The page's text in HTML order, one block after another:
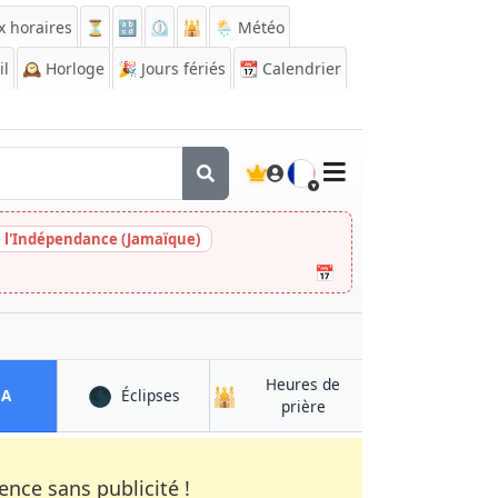
horaires ⏳ 🔡 ⏲️ 🕌
🌦️ Météo
🕰️ Horloge 🎉 Jours fériés 📆 Calendrier
🇫🇷
l'Indépendance (Jamaïque)
📅
à Fayzabad🌑 Éclipsesà Fayzabad
🕌
Heures de
prièreà Fayzabad
sans publicité !